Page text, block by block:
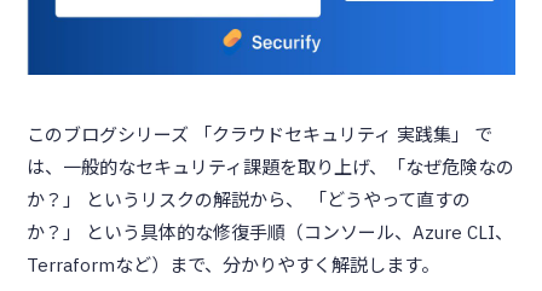
このブログシリーズ 「クラウドセキュリティ 実践集」 で
は、一般的なセキュリティ課題を取り上げ、「なぜ危険なの
か？」 というリスクの解説から、 「どうやって直すの
か？」 という具体的な修復手順（コンソール、Azure CLI、
Terraformなど）まで、分かりやすく解説します。